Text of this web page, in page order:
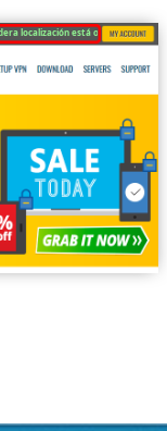
localización está oculta!